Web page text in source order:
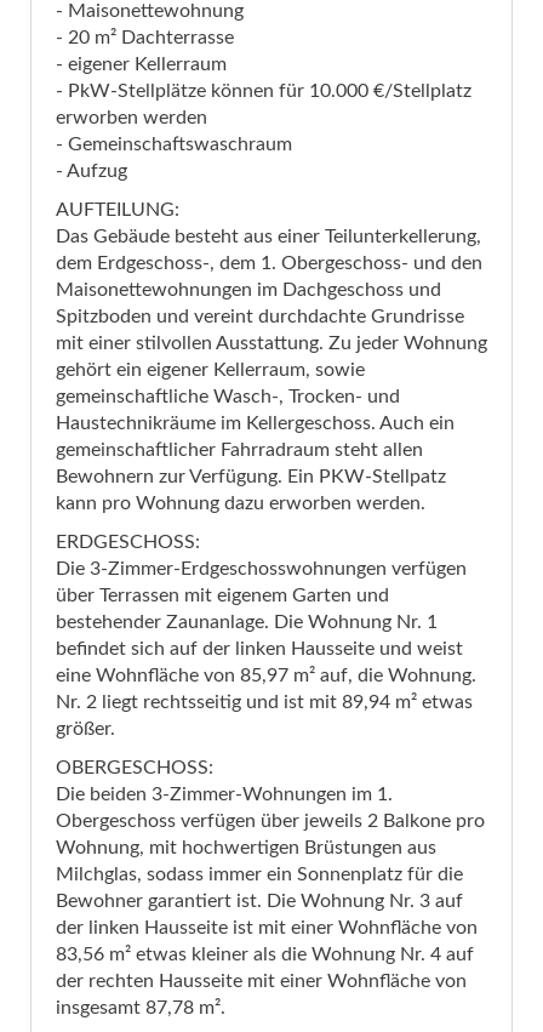
- Maisonettewohnung
- 20 m² Dachterrasse
- eigener Kellerraum
- PkW-Stellplätze können für 10.000 €/Stellplatz
erworben werden
- Gemeinschaftswaschraum
- Aufzug
AUFTEILUNG:
Das Gebäude besteht aus einer Teilunterkellerung,
dem Erdgeschoss-, dem 1. Obergeschoss- und den
Maisonettewohnungen im Dachgeschoss und
Spitzboden und vereint durchdachte Grundrisse
mit einer stilvollen Ausstattung. Zu jeder Wohnung
gehört ein eigener Kellerraum, sowie
gemeinschaftliche Wasch-, Trocken- und
Haustechnikräume im Kellergeschoss. Auch ein
gemeinschaftlicher Fahrradraum steht allen
Bewohnern zur Verfügung. Ein PKW-Stellpatz
kann pro Wohnung dazu erworben werden.
ERDGESCHOSS:
Die 3-Zimmer-Erdgeschosswohnungen verfügen
über Terrassen mit eigenem Garten und
bestehender Zaunanlage. Die Wohnung Nr. 1
befindet sich auf der linken Hausseite und weist
eine Wohnfläche von 85,97 m² auf, die Wohnung.
Nr. 2 liegt rechtsseitig und ist mit 89,94 m² etwas
größer.
OBERGESCHOSS:
Die beiden 3-Zimmer-Wohnungen im 1.
Obergeschoss verfügen über jeweils 2 Balkone pro
Wohnung, mit hochwertigen Brüstungen aus
Milchglas, sodass immer ein Sonnenplatz für die
Bewohner garantiert ist. Die Wohnung Nr. 3 auf
der linken Hausseite ist mit einer Wohnfläche von
83,56 m² etwas kleiner als die Wohnung Nr. 4 auf
der rechten Hausseite mit einer Wohnfläche von
insgesamt 87,78 m².